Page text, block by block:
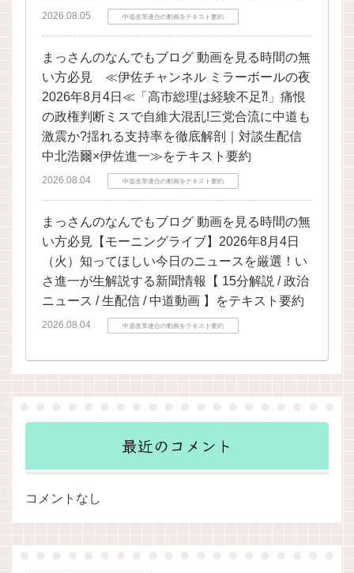
2026.08.05 中道改革連合の動画をテキスト要約
まっさんのなんでもブログ 動画を見る時間の無
い方必見 ≪伊佐チャンネル ミラーボールの夜
2026年8月4日≪「高市総理は経験不足⁈」痛恨
の政権判断ミスで自維大混乱!三党合流に中道も
激震か?揺れる支持率を徹底解剖｜対談生配信
中北浩爾×伊佐進一≫をテキスト要約
2026.08.04 中道改革連合の動画をテキスト要約
まっさんのなんでもブログ 動画を見る時間の無
い方必見【モーニングライブ】2026年8月4日
（火）知ってほしい今日のニュースを厳選！い
さ進一が生解説する新聞情報【 15分解説 / 政治
ニュース / 生配信 / 中道動画 】をテキスト要約
2026.08.04 中道改革連合の動画をテキスト要約
最近のコメント
コメントなし